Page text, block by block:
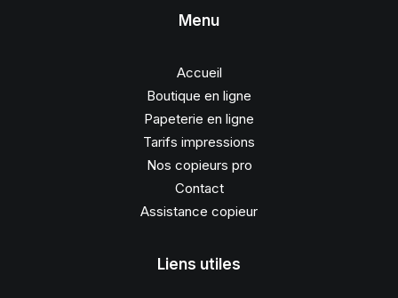
Menu
Accueil
Boutique en ligne
Papeterie en ligne
Tarifs impressions
Nos copieurs pro
Contact
Assistance copieur
Liens utiles